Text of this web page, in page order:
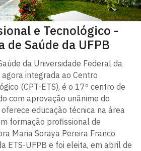
e Tecnológico -
de Saúde da UFPB
da Universidade Federal da
integrada ao Centro
(CPT-ETS), é o 17º centro de
com aprovação unânime do
educação técnica na área
formação profissional de
Maria Soraya Pereira Franco
ETS-UFPB e foi eleita, em abril de